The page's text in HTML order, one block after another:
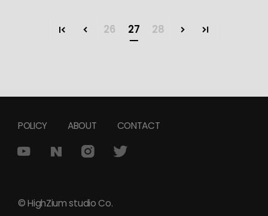
26 27 28
POLICY ABOUT CONTACT
© HighZium studio Co.